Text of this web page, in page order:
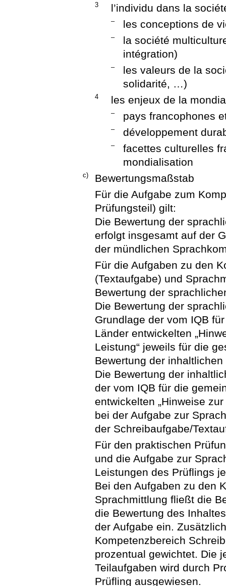
3 l’individu dans la
– les conceptions de
–
la société
intégration)
–
les valeurs de la
solidarité, …)
4 les enjeux de la
– pays francophones
– développement
–
facettes culturelles
mondialisation
c)
Bewertungsmaßstab
Für die Aufgabe zum
Prüfungsteil) gilt:
Die Bewertung der
erfolgt insgesamt auf der
der mündlichen
Für die Aufgaben zu den
(Textaufgabe) und
Bewertung der
Die Bewertung der
Grundlage der vom IQB
Länder entwickelten
Leistung“ jeweils für die
Bewertung der
Die Bewertung der
der vom IQB für die
entwickelten „Hinweise
bei der Aufgabe zur
der Schreibaufgabe/
Für den praktischen
und die Aufgabe zur
Leistungen des Prüflings
Bei den Aufgaben zu den
Sprachmittlung fließt die
die Bewertung des
der Aufgabe ein.
Kompetenzbereich
prozentual gewichtet. Die
Teilaufgaben wird durch
Prüfling ausgewiesen.